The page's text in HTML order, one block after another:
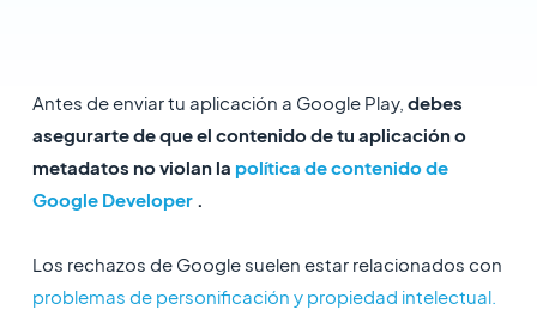
Antes de enviar tu aplicación a Google Play, debes
asegurarte de que el contenido de tu aplicación o
metadatos no violan la política de contenido de
Google Developer.
Los rechazos de Google suelen estar relacionados con
problemas de personificación y propiedad intelectual.